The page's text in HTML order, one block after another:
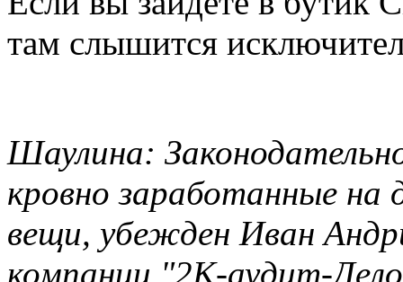
там слышится
Шаулина:
кровно заработанные на
вещи, убежден Иван
компании "2К-аудит-